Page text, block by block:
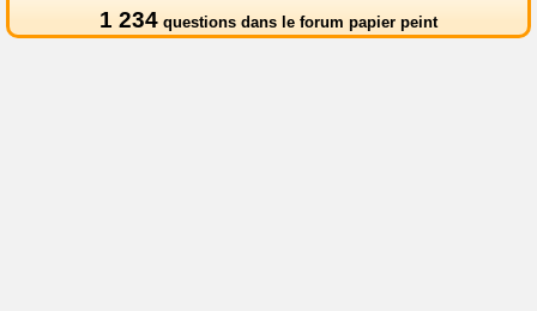
1 234 questions dans le forum papier peint